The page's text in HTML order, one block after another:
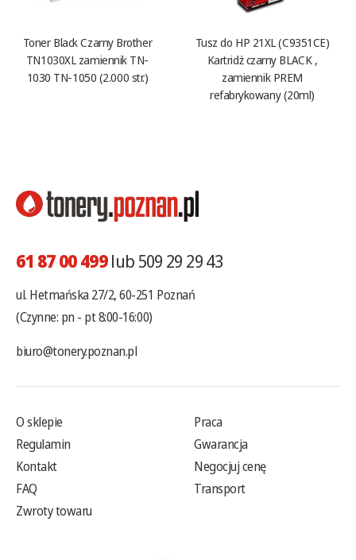
Toner Black Czarny Brother
TN1030XL zamiennik TN-
1030 TN-1050 (2.000 str.)
Tusz do HP 21XL (C9351CE)
Kartridż czarny BLACK ,
zamiennik PREM
refabrykowany (20ml)
61 87 00 499lub 509 29 29 43
ul. Hetmańska 27/2, 60-251 Poznań
(Czynne: pn - pt 8:00-16:00)
biuro@tonery.poznan.pl
O sklepie
Regulamin
Kontakt
FAQ
Zwroty towaru
Praca
Gwarancja
Negocjuj cenę
Transport